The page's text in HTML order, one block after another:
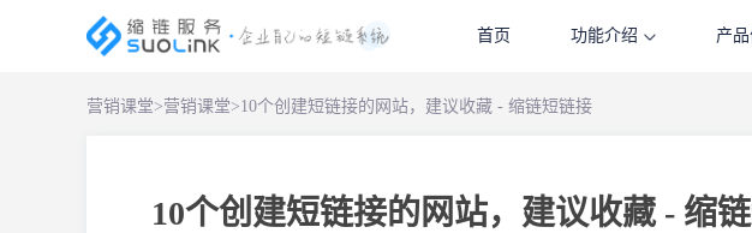
首页 功能介绍 产
营销课堂>营销课堂>10个创建短链接的网站，建议收藏 - 缩链短链接
10个创建短链接的网站，建议收藏 - 缩